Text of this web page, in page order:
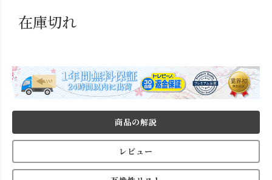
在庫切れ
商品の解説
レビュー